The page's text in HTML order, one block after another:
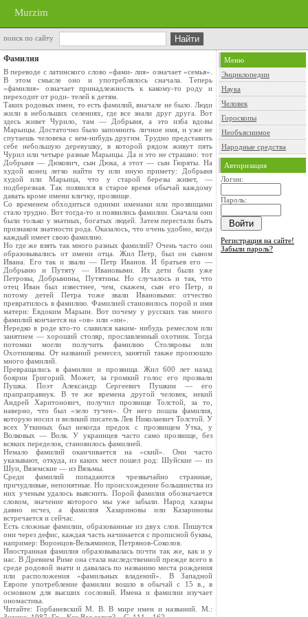
Murzim
поиск по сайту
Фамилия
В переводе с латинского слово «фами- лия» означает «семья».
В этом смысле оно и употреблялось сначала. Теперь
«фамилия» означает принадлежность к какому-то роду и
переходит от роди- телей к детям.
Таких родовых имен, то есть фамилий, вначале не было. Люди
жили в небольших селениях, где все знали друг друга. Вот
здесь живет Чурило, там — Добрыня, а это изба вдовы
Марьицы. Достаточно было запомнить личное имя, и уже не
спутаешь человека с кем-нибудь другим. Трудно представить
себе небольшую деревушку, в которой рядом живут пять
Чурил или четыре разные Марьицы. Да и это не страшно: тот
Добрыня — Дюкович, сын Дюка, а этот — сын Гюряты. На
худой конец легко найти ту или иную примету: Добрыня
худой или Марьица, что у старой березы живет, —
подберезная. Так появился в старое время обычай каждому
давать кроме имени кличку, прозвище.
Со временем обходиться одними именами или прозвищами
стало трудно. Вот тогда-то и появились фамилии. Сначала они
были только у знатных, богатых людей. Затем перестали быть
признаком знатности рода. Оказалось, что очень удобно, когда
каждый имеет свою фамилию.
Но где же взять так много разных фамилий? Очень часто они
образовывались от имени отца. Жил Петр, был он сыном
Ивана. Его так и звали — Петр Иванов. И братьев его —
Добрыню и Путяту — Ивановыми. Их дети были уже
Петровы, Добрынины, Путятины. Но случалось и так, что
отец Иван был известнее, чем, скажем, сын его Петр, и
потому детей Петра тоже звали Ивановыми: отчество
превратилось в фамилию. Фамилией становилось порой и имя
матери: Евдоким Марьин. Вот почему у русских так много
фамилий кончается на «ов» или «ин».
Нередко в роде кто-то славился каким- нибудь ремеслом или
занятием — хороший столяр, прославленный охотник. Тогда
потомки могли получить фамилию Столяровы или
Охотниковы. От названий ремесел, занятий также произошло
много фамилий.
Превращались в фамилии и прозвища. Жил 600 лет назад
боярин Григорий. Может, за громкий голос его прозвали
Пушка. Поэт Александр Сергеевич Пушкин — его
прапраправнук. В те же времена другой человек, некий
Андрей Харитонович, получил прозвище Толстой, за то,
наверно, что был «зело тучен». От него пошла фамилия,
которую носил и великий писатель Лев Николаевич Толстой. У
всех Уткиных был некогда предок с прозвищем Утка, у
Волковых — Волк. У украинцев часто само прозвище, без
всяких переделок, становилось фамилией.
Немало фамилий оканчивается на «ский». Они часто
указывают, откуда, из каких мест пошел род: Шуйские — из
Шуи, Вяземские — из Вязьмы.
Среди фамилий попадаются чрезвычайно странные,
причудливые, непонятные. Но происхождение большинства из
них ученым удалось выяснить. Порой фамилия обозначается
словом, значение которого мы уже забыли. Народ хазары
давно исчез, а фамилия Хазариновы или Казариновы
встречается и сейчас.
Есть сложные фамилии, образованные из двух слов. Пишутся
они через дефис, каждая часть начинается с прописной буквы,
например: Воронцов-Вельяминов, Петрянов-Соколов.
Иностранная фамилия образовывалась почти так же, как и у
нас. В Древнем Риме она стала наследственной прежде всего в
среде родовой знати и давалась по названию места рождения
или расположения «фамильных владений». В Западной
Европе употребление фамилии вошло в обычай с 15 в., в
основном для высших сословий. Имена и фамилии изучает
ономастика.
Читайте: Горбаневский М. В. В мире имен и названий. М.:
Меню
Энциклопедии
Наука
Человек
Гороскопы
Необъяснимое
Народные средства
Авторизация
Логин:
Пароль:
Регистрация на сайте!
Забыли пароль?